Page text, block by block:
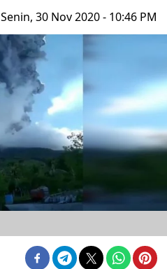
Senin, 30 Nov 2020 - 10:46 PM